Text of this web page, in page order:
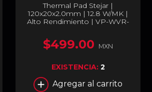
Thermal Pad Stejar |
120x20x2.0mm | 12.8 W/MK |
Alto Rendimiento | VP-WVR-
$499.00 MXN
EXISTENCIA: 2
Agregar al carrito